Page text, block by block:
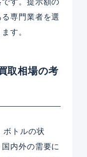
す。提示額の
専門業者を選
す。
取相場の考
ボトルの状
内外の需要に